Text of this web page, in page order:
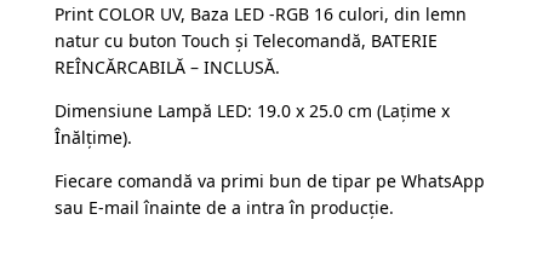
a
fost:
este:
109,99 lei.
Print COLOR UV, Baza LED -RGB 16 culori, din lemn
natur cu buton Touch și Telecomandă, BATERIE
REÎNCĂRCABILĂ – INCLUSĂ.
Dimensiune Lampă LED: 19.0 x 25.0 cm (Lațime x
Înălțime).
Fiecare comandă va primi bun de tipar pe WhatsApp
sau E-mail înainte de a intra în producție.